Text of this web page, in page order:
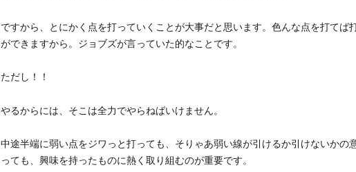
ですから、とにかく点を打っていくことが大事だと思います。色んな点を打て
ができますから。ジョブズが言っていた的なことです。
ただし！！
やるからには、そこは全力でやらねばいけません。
中途半端に弱い点をジワっと打っても、そりゃあ弱い線が引けるか引けないかの
っても、興味を持ったものに熱く取り組むのが重要です。